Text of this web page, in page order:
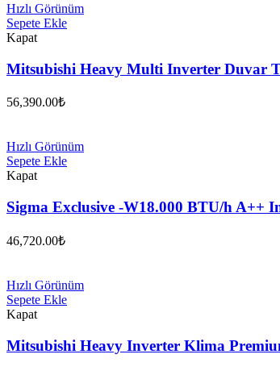
Hızlı Görünüm
Sepete Ekle
Kapat
Mitsubishi Heavy Multi Inverter Duvar
56,390.00₺
Hızlı Görünüm
Sepete Ekle
Kapat
Sigma Exclusive -W18.000 BTU/h
46,720.00₺
Hızlı Görünüm
Sepete Ekle
Kapat
Mitsubishi Heavy Inverter Klima